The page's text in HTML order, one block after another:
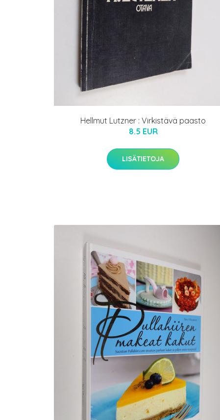
Hellmut Lutzner : Virkistävä paasto
8.5 EUR
LISÄTIETOJA